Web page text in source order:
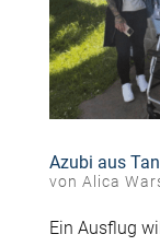
Azubi aus
von Alica
Ein Ausflug